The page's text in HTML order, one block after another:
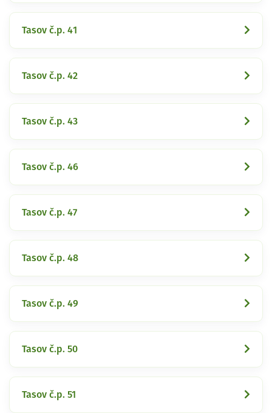
Tasov č.p. 41
Tasov č.p. 42
Tasov č.p. 43
Tasov č.p. 46
Tasov č.p. 47
Tasov č.p. 48
Tasov č.p. 49
Tasov č.p. 50
Tasov č.p. 51